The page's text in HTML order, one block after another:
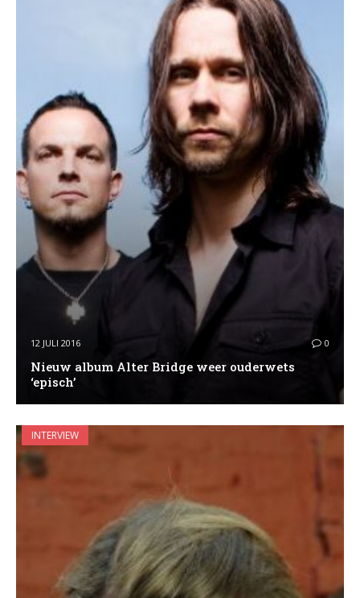
12 JULI 2016 0
Nieuw album Alter Bridge weer ouderwets
‘episch’
INTERVIEW